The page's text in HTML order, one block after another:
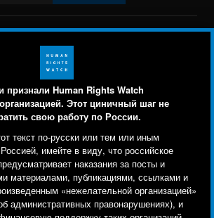
признали Human Rights Watch
Этот циничный шаг не
свою работу по России.
текст по-русски или тем или иным
имейте в виду, что российское
наказания за посты и
материалами, публикациями, ссылками и
«нежелательной организацией»
административных правонарушениях), и
с нами
конфиденциальности
Карта сайта
Watch
| 350 Fifth Avenue, 34th Floor | New York,NY
cookie preferences
cookie, технологии
аналитические
лучше понять, кто посещает
ваш опыт взаимодействия с ним.
вы соглашаетесь с этим.